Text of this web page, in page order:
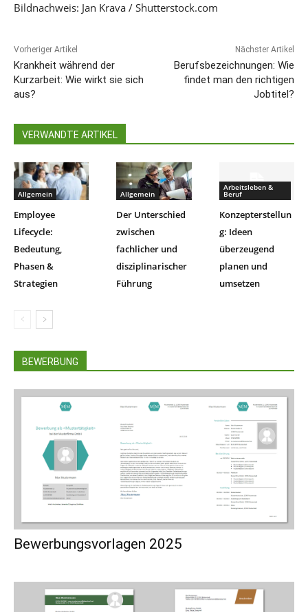
Bildnachweis: Jan Krava / Shutterstock.com
Vorheriger Artikel
Krankheit während der
Kurzarbeit: Wie wirkt sie sich
aus?
Nächster Artikel
Berufsbezeichnungen: Wie
findet man den richtigen
Jobtitel?
VERWANDTE ARTIKEL
Allgemein
Employee
Lifecycle:
Bedeutung,
Phasen &
Strategien
Allgemein
Der Unterschied
zwischen
fachlicher und
disziplinarischer
Führung
Arbeitsleben &
Beruf
Konzepterstellun
g: Ideen
überzeugend
planen und
umsetzen
BEWERBUNG
Bewerbungsvorlagen 2025